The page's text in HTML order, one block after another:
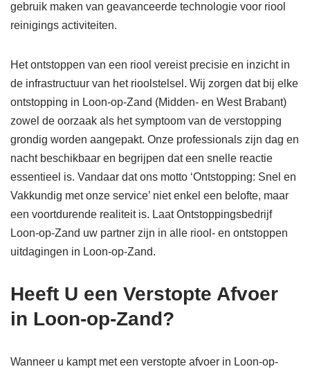
gebruik maken van geavanceerde technologie voor riool
reinigings activiteiten.
Het ontstoppen van een riool vereist precisie en inzicht in
de infrastructuur van het rioolstelsel. Wij zorgen dat bij elke
ontstopping in Loon-op-Zand (Midden- en West Brabant)
zowel de oorzaak als het symptoom van de verstopping
grondig worden aangepakt. Onze professionals zijn dag en
nacht beschikbaar en begrijpen dat een snelle reactie
essentieel is. Vandaar dat ons motto ‘Ontstopping: Snel en
Vakkundig met onze service’ niet enkel een belofte, maar
een voortdurende realiteit is. Laat Ontstoppingsbedrijf
Loon-op-Zand uw partner zijn in alle riool- en ontstoppen
uitdagingen in Loon-op-Zand.
Heeft U een Verstopte Afvoer
in Loon-op-Zand?
Wanneer u kampt met een verstopte afvoer in Loon-op-